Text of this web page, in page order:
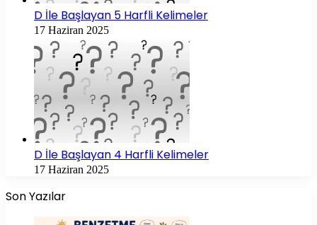
D İle Başlayan 5 Harfli Kelimeler
17 Haziran 2025
D İle Başlayan 4 Harfli Kelimeler
17 Haziran 2025
Son Yazılar